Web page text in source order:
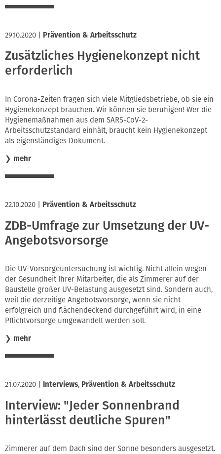
29.10.2020 Prävention & Arbeitsschutz
Zusätzliches Hygienekonzept nicht
erforderlich
In Corona-Zeiten fragen sich viele Mitgliedsbetriebe, ob sie ein
Hygienekonzept brauchen. Wir können sie beruhigen! Wer die
Hygienemaßnahmen aus dem SARS-CoV-2-
Arbeitsschutzstandard einhält, braucht kein Hygienekonzept
als eigenständiges Dokument.
❯ mehr
22.10.2020 Prävention & Arbeitsschutz
ZDB-Umfrage zur Umsetzung der UV-
Angebotsvorsorge
Die UV-Vorsorgeuntersuchung ist wichtig. Nicht allein wegen
der Gesundheit Ihrer Mitarbeiter, die als Zimmerer auf der
Baustelle großer UV-Belastung ausgesetzt sind. Sondern auch,
weil die derzeitige Angebotsvorsorge, wenn sie nicht
erfolgreich und flächendeckend durchgeführt wird, in eine
Pflichtvorsorge umgewandelt werden soll.
❯ mehr
21.07.2020 Interviews, Prävention & Arbeitsschutz
Interview: "Jeder Sonnenbrand
hinterlässt deutliche Spuren"
Zimmerer auf dem Dach sind der Sonne besonders ausgesetzt.